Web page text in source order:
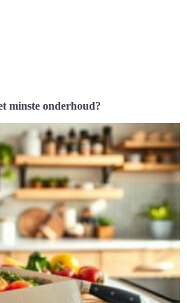
minste onderhoud?